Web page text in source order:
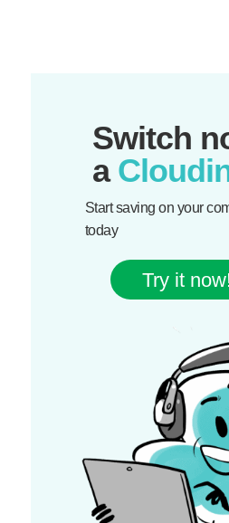
Switch
a
Start saving on your
today
Try it